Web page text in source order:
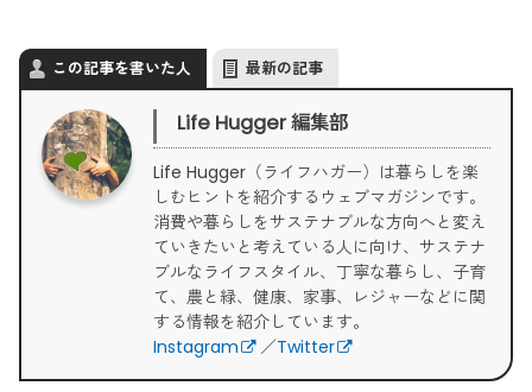
この記事を書いた人 最新の記事
Life Hugger 編集部
Life Hugger（ライフハガー）は暮らしを楽
しむヒントを紹介するウェブマガジンです。
消費や暮らしをサステナブルな方向へと変え
ていきたいと考えている人に向け、サステナ
ブルなライフスタイル、丁寧な暮らし、子育
て、農と緑、健康、家事、レジャーなどに関
する情報を紹介しています。
Instagram
／Twitter